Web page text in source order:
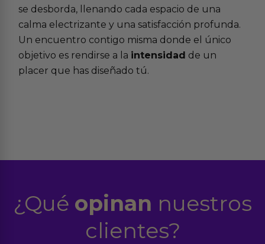
se desborda, llenando cada espacio de una
calma electrizante y una satisfacción profunda.
Un encuentro contigo misma donde el único
objetivo es rendirse a la intensidad de un
placer que has diseñado tú.
¿Qué opinan nuestros
clientes?